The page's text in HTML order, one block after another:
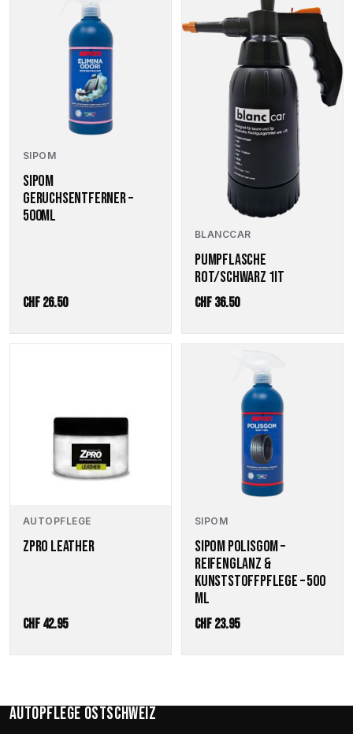
SIPOM
SIPOM
GERUCHSENTFERNER –
500ML
CHF26.50
BLANCCAR
PUMPFLASCHE
ROT/SCHWARZ 1IT
CHF36.50
AUTOPFLEGE
ZPRO LEATHER
CHF42.95
SIPOM
SIPOM POLISGOM –
REIFENGLANZ &
KUNSTSTOFFPFLEGE – 500
ML
CHF23.95
Autopflege Ostschweiz